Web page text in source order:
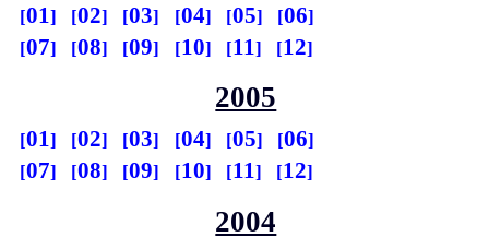
01 02 03 04 05
06
07
08 09 10 11 12
2005
01 02 03 04 05
06
07
08 09 10 11 12
2004